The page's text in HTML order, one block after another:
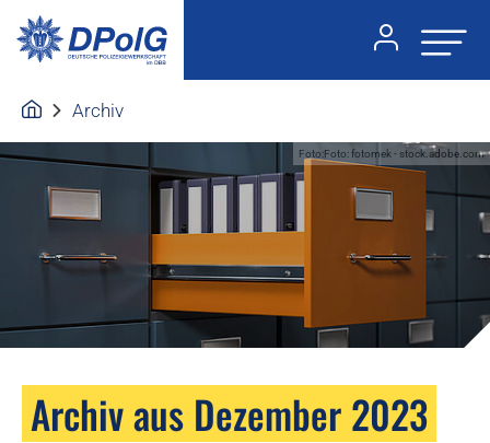
Archiv
Foto:Foto: fotomek - stock.adobe.com
Archiv aus Dezember 2023